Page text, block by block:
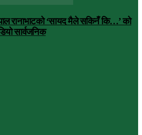
रानाभाटको ‘सायद मैले सकिनँ कि…’ को
सार्वजनिक